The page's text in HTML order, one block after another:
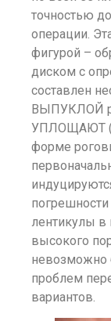
точностью
операции.
фигурой –
диском с
составлен
ВЫПУКЛОЙ
УПЛОЩАЮТ
форме
лентикулы в
высокого
невозможно
проблем
вариантов.